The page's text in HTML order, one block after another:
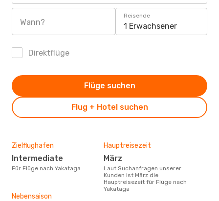
Wann?
Reisende
1 Erwachsener
Direktflüge
Flug + Hotel suchen
Flüge suchen
Zielflughafen
Intermediate
Für Flüge nach Yakataga
Hauptreisezeit
März
Laut Suchanfragen unserer
Kunden ist März die
Hauptreisezeit für Flüge nach
Yakataga
Nebensaison